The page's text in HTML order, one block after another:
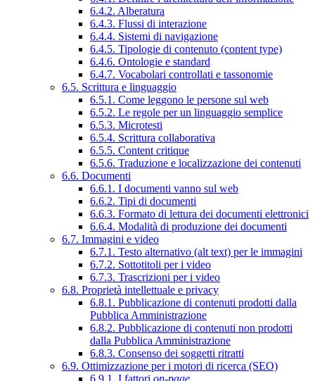
6.4.2. Alberatura
6.4.3. Flussi di interazione
6.4.4. Sistemi di navigazione
6.4.5. Tipologie di contenuto (content type)
6.4.6. Ontologie e standard
6.4.7. Vocabolari controllati e tassonomie
6.5. Scrittura e linguaggio
6.5.1. Come leggono le persone sul web
6.5.2. Le regole per un linguaggio semplice
6.5.3. Microtesti
6.5.4. Scrittura collaborativa
6.5.5. Content critique
6.5.6. Traduzione e localizzazione dei contenuti
6.6. Documenti
6.6.1. I documenti vanno sul web
6.6.2. Tipi di documenti
6.6.3. Formato di lettura dei documenti elettronici
6.6.4. Modalità di produzione dei documenti
6.7. Immagini e video
6.7.1. Testo alternativo (alt text) per le immagini
6.7.2. Sottotitoli per i video
6.7.3. Trascrizioni per i video
6.8. Proprietà intellettuale e privacy
6.8.1. Pubblicazione di contenuti prodotti dalla
Pubblica Amministrazione
6.8.2. Pubblicazione di contenuti non prodotti
dalla Pubblica Amministrazione
6.8.3. Consenso dei soggetti ritratti
6.9. Ottimizzazione per i motori di ricerca (SEO)
6.9.1. I fattori on-page